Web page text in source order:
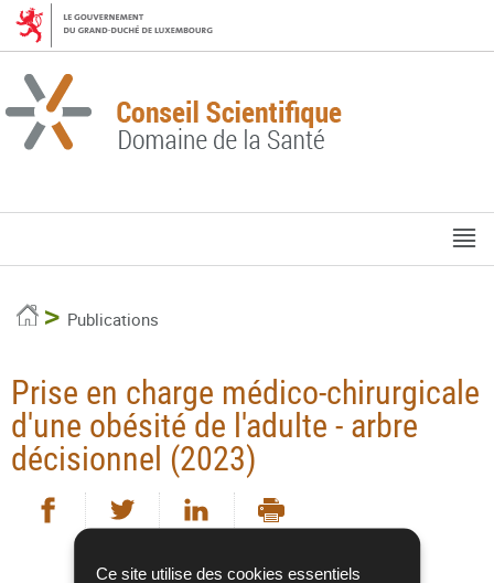
Ce site utilise des cookies essentiels
Aller
la
navigation
Aller
contenu
AccueilPublications
Prise en charge médico-chirurgicale
d'une obésité de l'adulte - arbre
décisionnel (2023)
Partager sur Facebook - nouvelle fenêtre
Partager sur Twitter- nouvelle fenêtre
Partager sur LinkedIn
Imprimer